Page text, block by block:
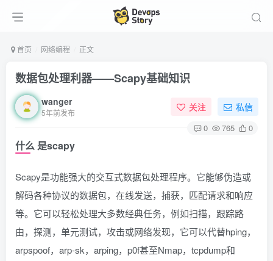
首页 网络编程 正文
数据包处理利器——Scapy基础知识
wanger
5年前发布 关注 私信
0 765 0
什么 是scapy
Scapy是功能强大的交互式数据包处理程序。它能够伪造或
解码各种协议的数据包，在线发送，捕获，匹配请求和响应
等。它可以轻松处理大多数经典任务，例如扫描，跟踪路
由，探测，单元测试，攻击或网络发现，它可以代替hping，
arpspoof，arp-sk，arping，p0f甚至Nmap，tcpdump和